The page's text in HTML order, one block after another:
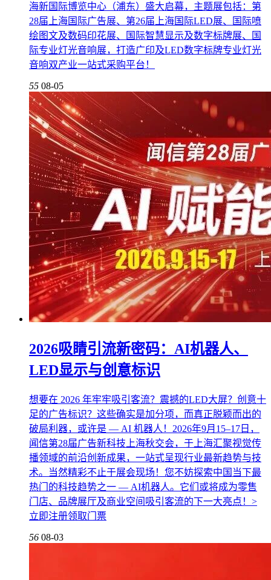
海新国际博览中心（浦东）盛大启幕，主题展包括：第
28届上海国际广告展、第26届上海国际LED展、国际喷
绘图文及数码印花展、国际智慧显示及数字标牌展、国
际专业灯光音响展，打造广印及LED数字标牌专业灯光
音响双产业一站式采购平台！
55 08-05
2026吸睛引流新密码：AI机器人、
LED显示与创意标识
想要在 2026 年牢牢吸引客流？震撼的LED大屏？创意十
足的广告标识？这些确实是加分项，而真正脱颖而出的
破局利器，或许是 — AI 机器人！2026年9月15–17日，
闻信第28届广告新科技上海秋交会，于上海汇聚视觉传
播领域的前沿创新成果，一站式呈现行业最新趋势与技
术。当然精彩不止于展会现场！您不妨探索中国当下最
热门的科技趋势之一 — AI机器人。它们或将成为零售
门店、品牌展厅及商业空间吸引客流的下一大亮点！>
立即注册领取门票
56 08-03